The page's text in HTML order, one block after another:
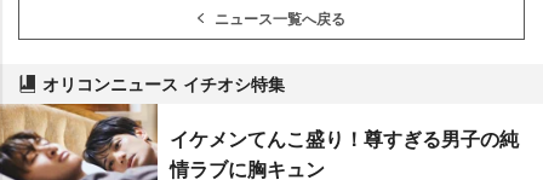
ニュース一覧へ戻る
オリコンニュース イチオシ特集
イケメンてんこ盛り！尊すぎる男子の純
情ラブに胸キュン